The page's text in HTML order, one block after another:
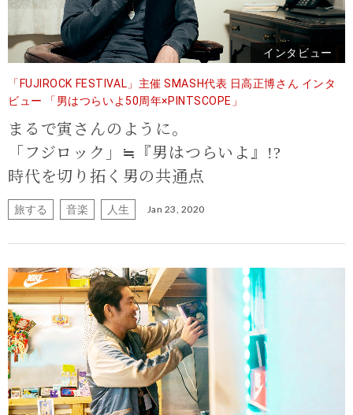
インタビュー
「FUJIROCK FESTIVAL」主催 SMASH代表 日高正博さん インタ
ビュー 「男はつらいよ50周年×PINTSCOPE」
まるで寅さんのように。
「フジロック」≒『男はつらいよ』!?
時代を切り拓く男の共通点
旅する 音楽 人生 Jan 23, 2020